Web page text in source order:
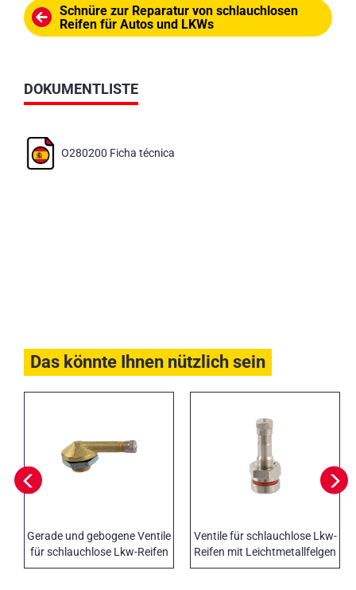
Schnüre zur Reparatur von schlauchlosen
Reifen für Autos und LKWs
DOKUMENTLISTE
O280200 Ficha técnica
Das könnte Ihnen nützlich sein
Gerade und gebogene Ventile
für schlauchlose Lkw-Reifen
Ventile für schlauchlose Lkw-
Reifen mit Leichtmetallfelgen